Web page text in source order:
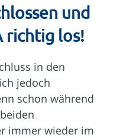
und
richtig los!
in den
jedoch
schon während
immer wieder im